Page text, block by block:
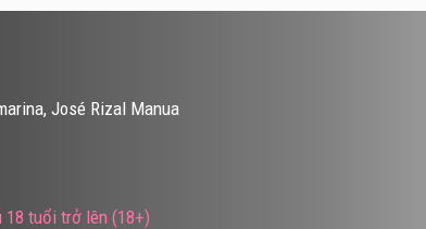
José Rizal Manua
tuổi trở lên (18+)